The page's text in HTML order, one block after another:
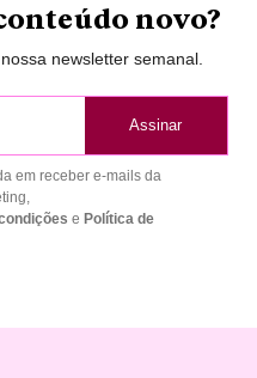
novo?
newsletter semanal.
Assinar
em receber e-mails da
e Política de